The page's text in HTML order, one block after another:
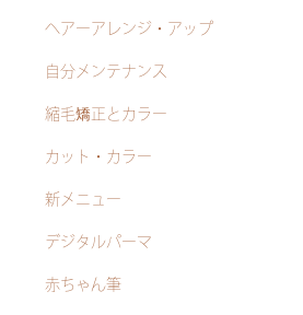
ヘアーアレンジ・アップ
自分メンテナンス
縮毛矯正とカラー
カット・カラー
新メニュー
デジタルパーマ
赤ちゃん筆